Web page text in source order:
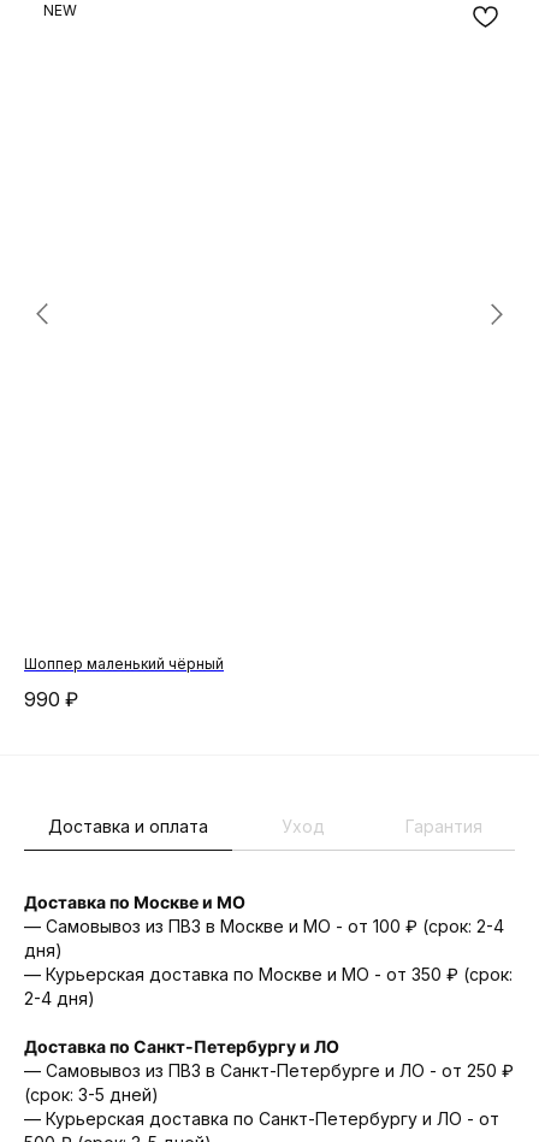
NEW
Шоппер маленький чёрный
990 ₽
Доставка и оплата Уход Гарантия
Доставка по Москве и МО
— Самовывоз из ПВЗ в Москве и МО - от 100 ₽ (срок: 2-4
дня)
— Курьерская доставка по Москве и МО - от 350 ₽ (срок:
2-4 дня)
Доставка по Санкт-Петербургу и ЛО
— Cамовывоз из ПВЗ в Санкт-Петербурге и ЛО - от 250 ₽
(срок: 3-5 дней)
— Курьерская доставка по Санкт-Петербургу и ЛО - от